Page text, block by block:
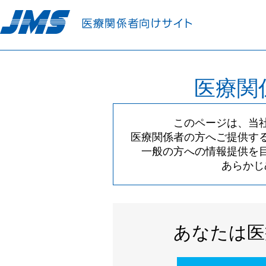
医療
このページは、当
医療関係者の方へご提供す
一般の方への情報提供を
あらか
あなたは